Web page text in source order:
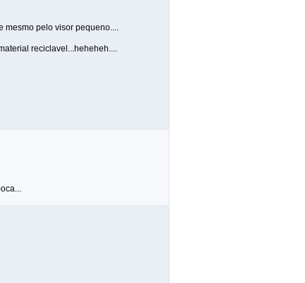
mesmo pelo visor pequeno....
reciclavel...heheheh....